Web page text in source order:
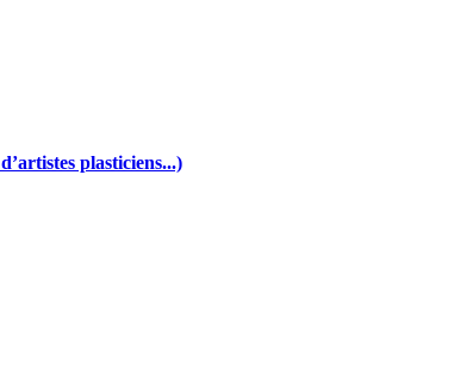
plasticiens...)